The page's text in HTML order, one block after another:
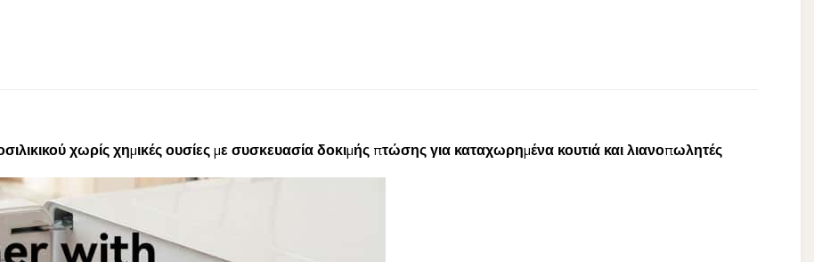
χωρίς χημικές ουσίες με συσκευασία δοκιμής πτώσης για καταχωρημένα κουτιά και λιανοπωλητές